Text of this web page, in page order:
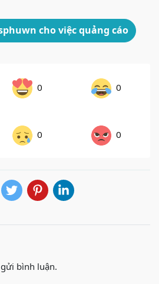
cho việc quảng cáo
0 0
0 0
bình luận.